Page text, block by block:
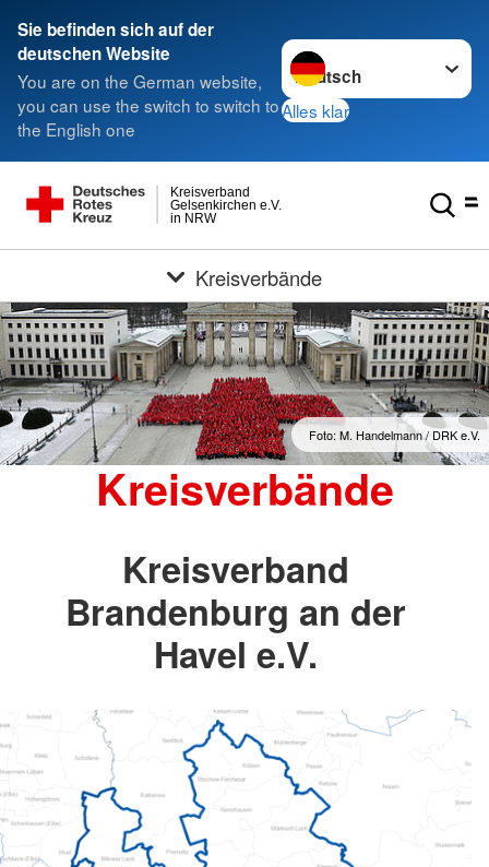
Sie befinden sich auf der
deutschen Website
You are on the German website,
you can use the switch to switch to
the English one
Sprache wechseln zu
Alles klar
in NRW
Gelsenkirchen e.V.
Kreisverband
Kreisverbände
Foto: M. Handelmann / DRK e.V.
Kreisverbände
Kreisverband
Brandenburg an der
Havel e.V.